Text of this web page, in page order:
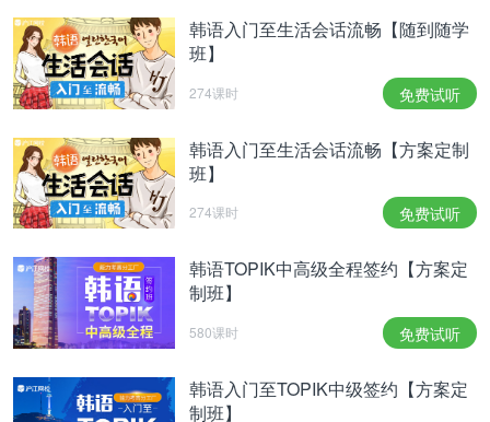
更多新版延世韩国语教程信息>>
以上内容为第三方机构提供的参考版本，仅供学习交
流使用。
相关热点：新延世韩国语
韩语入门至生活会话流畅【随到随学
班】
274课时 免费试听
韩语入门至生活会话流畅【方案定制
班】
274课时 免费试听
韩语TOPIK中高级全程签约【方案定
制班】
580课时 免费试听
韩语入门至TOPIK中级签约【方案定
制班】